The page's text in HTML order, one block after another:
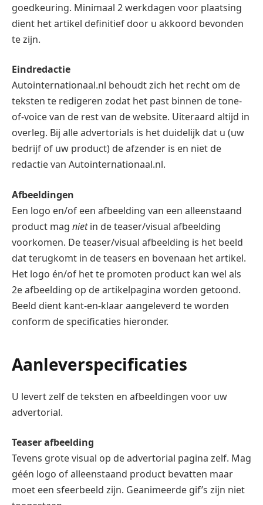
goedkeuring. Minimaal 2 werkdagen voor plaatsing
dient het artikel definitief door u akkoord bevonden
te zijn.
Eindredactie
Autointernationaal.nl behoudt zich het recht om de
teksten te redigeren zodat het past binnen de tone-
of-voice van de rest van de website. Uiteraard altijd in
overleg. Bij alle advertorials is het duidelijk dat u (uw
bedrijf of uw product) de afzender is en niet de
redactie van Autointernationaal.nl.
Afbeeldingen
Een logo en/of een afbeelding van een alleenstaand
product mag nietin de teaser/visual afbeelding
voorkomen. De teaser/visual afbeelding is het beeld
dat terugkomt in de teasers en bovenaan het artikel.
Het logo én/of het te promoten product kan wel als
2e afbeelding op de artikelpagina worden getoond.
Beeld dient kant-en-klaar aangeleverd te worden
conform de specificaties hieronder.
Aanleverspecificaties
U levert zelf de teksten en afbeeldingen voor uw
advertorial.
Teaser afbeelding
Tevens grote visual op de advertorial pagina zelf. Mag
géén logo of alleenstaand product bevatten maar
moet een sfeerbeeld zijn. Geanimeerde gif’s zijn niet